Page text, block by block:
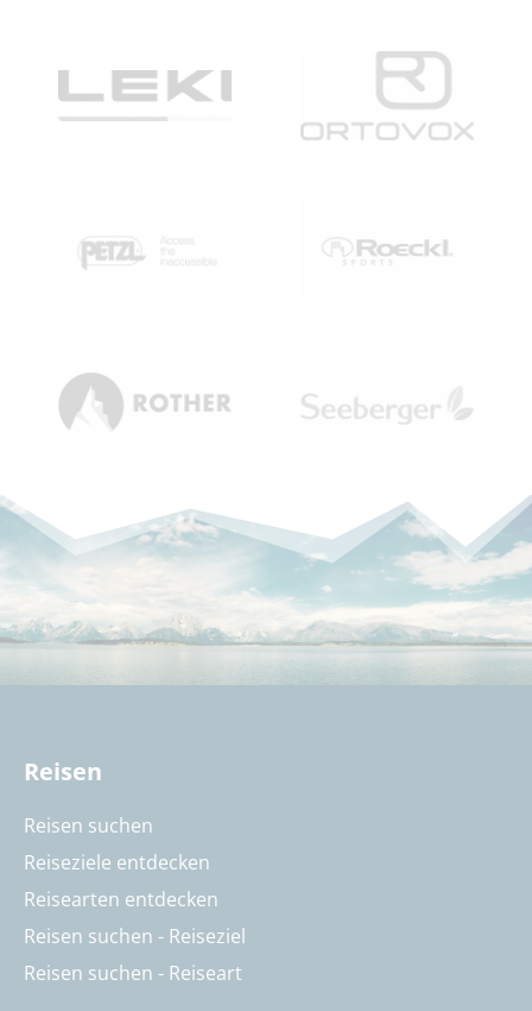
Reisen
Reisen suchen
Reiseziele entdecken
Reisearten entdecken
Reisen suchen - Reiseziel
Reisen suchen - Reiseart